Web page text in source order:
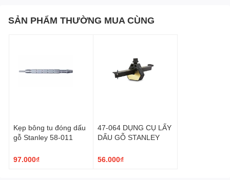
SẢN PHẨM THƯỜNG MUA CÙNG
Kẹp bông tu đóng dấu
gỗ Stanley 58-011
97.000₫
47-064 DỤNG CỤ LẤY
DẤU GỖ STANLEY
56.000₫